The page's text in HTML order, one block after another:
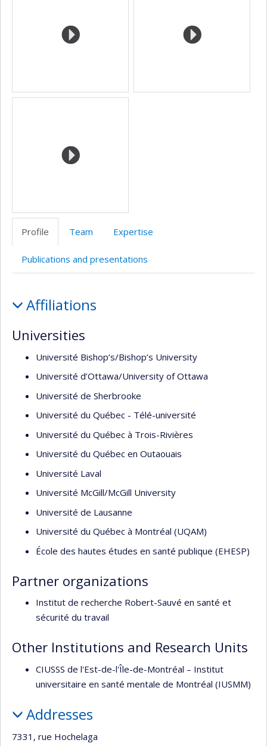
Profile Team Expertise
Publications and presentations
Affiliations
Universities
Université Bishop’s/Bishop’s University
Université d’Ottawa/University of Ottawa
Université de Sherbrooke
Université du Québec - Télé-université
Université du Québec à Trois-Rivières
Université du Québec en Outaouais
Université Laval
Université McGill/McGill University
Université de Lausanne
Université du Québec à Montréal (UQAM)
École des hautes études en santé publique (EHESP)
Partner organizations
Institut de recherche Robert-Sauvé en santé et
sécurité du travail
Other Institutions and Research Units
CIUSSS de l'Est-de-l'Île-de-Montréal – Institut
universitaire en santé mentale de Montréal (IUSMM)
Addresses
7331, rue Hochelaga